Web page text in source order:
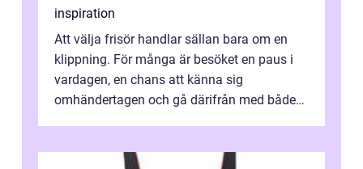
inspiration
Att välja frisör handlar sällan bara om en
klippning. För många är besöket en paus i
vardagen, en chans att känna sig
omhändertagen och gå därifrån med både